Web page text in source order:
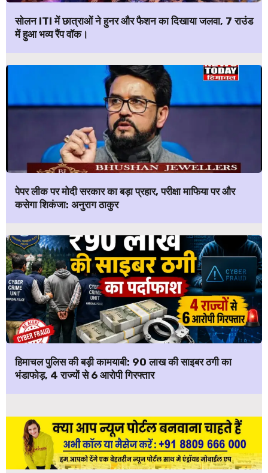
सोलन ITI में छात्राओं ने हुनर और फैशन का दिखाया जलवा, 7 राउंड
में हुआ भव्य रैंप वॉक।
पेपर लीक पर मोदी सरकार का बड़ा प्रहार, परीक्षा माफिया पर और
कसेगा शिकंजा: अनुराग ठाकुर
हिमाचल पुलिस की बड़ी कामयाबी: ₹90 लाख की साइबर ठगी का
भंडाफोड़, 4 राज्यों से 6 आरोपी गिरफ्तार